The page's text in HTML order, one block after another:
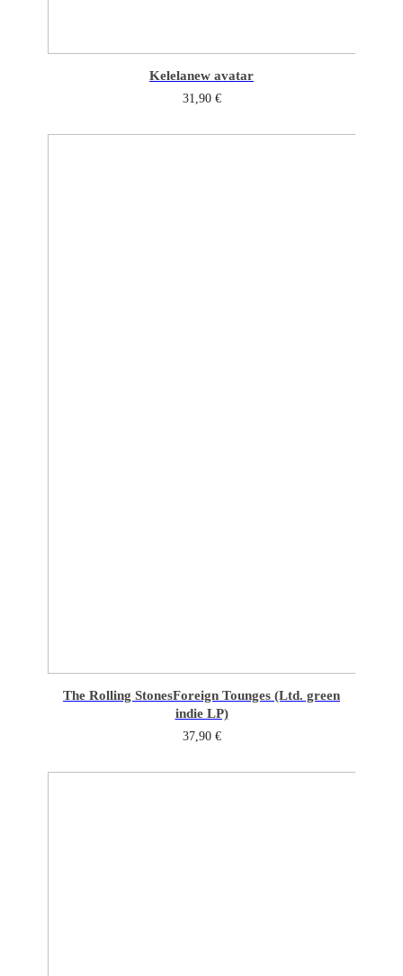
Kelelanew avatar
31,90 €
The Rolling StonesForeign Tounges (Ltd. green
indie LP)
37,90 €